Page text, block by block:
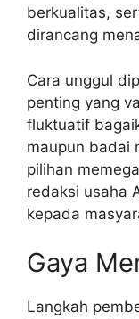
berkualitas,
dirancang
Cara unggul
penting yang
fluktuatif
maupun badai
pilihan
redaksi usaha
kepada
Gaya
Langkah